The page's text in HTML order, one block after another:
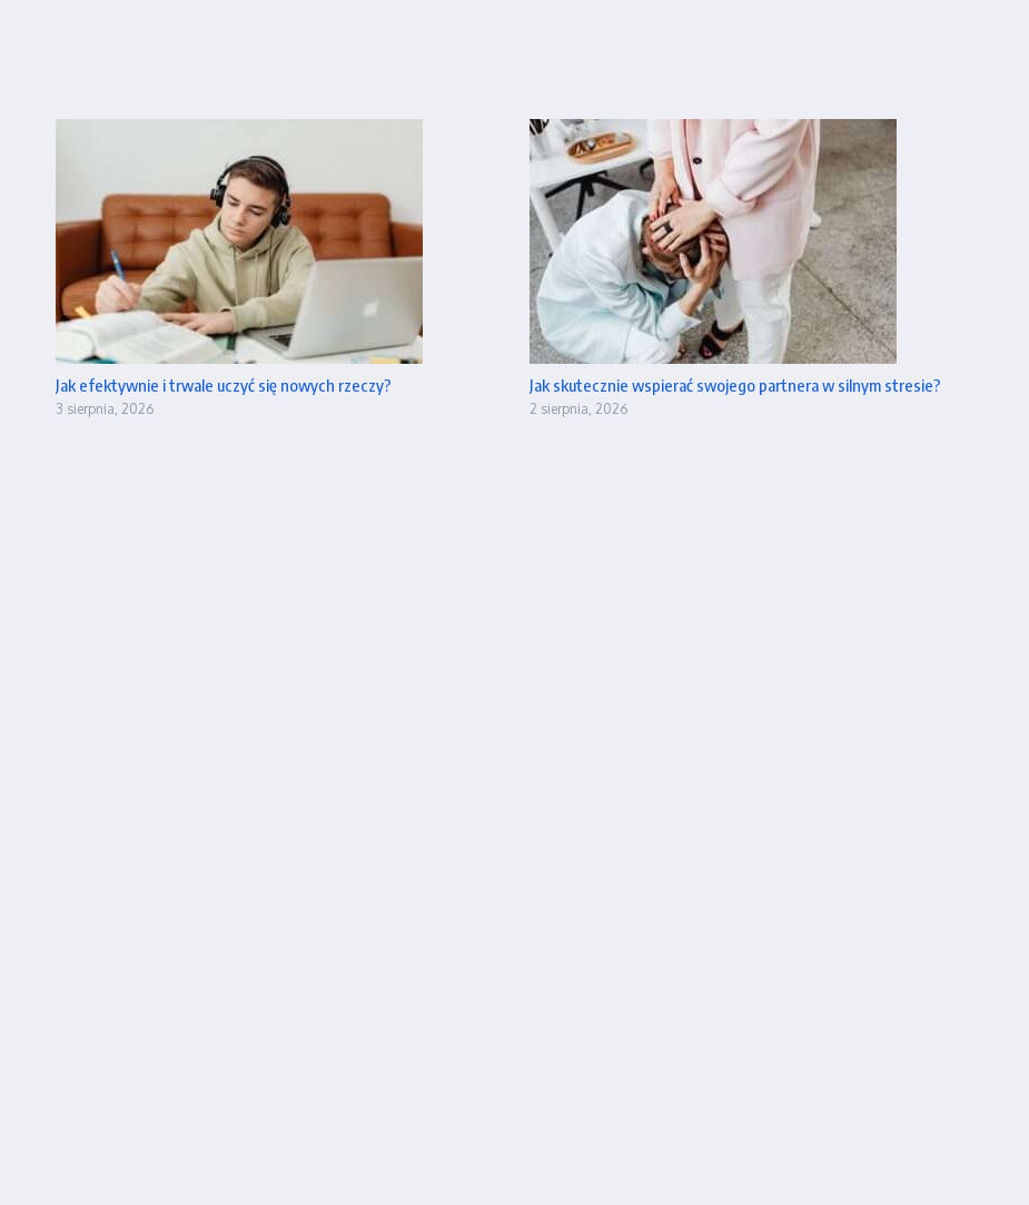
Jak efektywnie i trwale uczyć się nowych rzeczy?
3 sierpnia, 2026
Jak skutecznie wspierać swojego partnera w silnym stresie?
2 sierpnia, 2026